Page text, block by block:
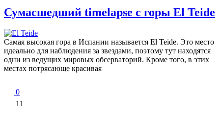
Сумасшедший timelapse с горы El Teide
Самая высокая гора в Испании называется El Teide. Это место
идеально для наблюдения за звездами, поэтому тут находятся
одни из ведущих мировых обсерваторий. Кроме того, в этих
местах потрясающе красивая
0
11